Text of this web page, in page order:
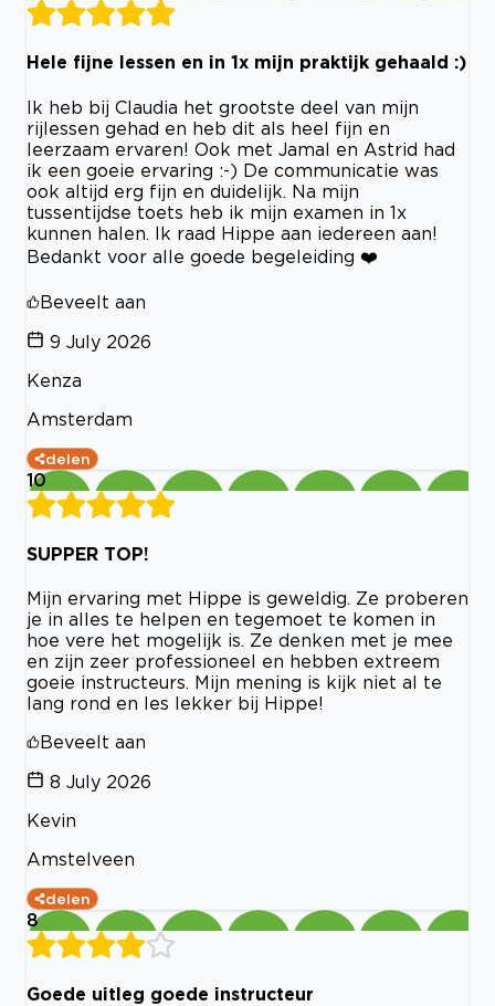
Hele fijne lessen en in 1x mijn praktijk gehaald :)
Ik heb bij Claudia het grootste deel van mijn
rijlessen gehad en heb dit als heel fijn en
leerzaam ervaren! Ook met Jamal en Astrid had
ik een goeie ervaring :-) De communicatie was
ook altijd erg fijn en duidelijk. Na mijn
tussentijdse toets heb ik mijn examen in 1x
kunnen halen. Ik raad Hippe aan iedereen aan!
Bedankt voor alle goede begeleiding ❤️
Beveelt aan
9 July 2026
Kenza
Amsterdam
delen
10
SUPPER TOP!
Mijn ervaring met Hippe is geweldig. Ze proberen
je in alles te helpen en tegemoet te komen in
hoe vere het mogelijk is. Ze denken met je mee
en zijn zeer professioneel en hebben extreem
goeie instructeurs. Mijn mening is kijk niet al te
lang rond en les lekker bij Hippe!
Beveelt aan
8 July 2026
Kevin
Amstelveen
delen
8
Goede uitleg goede instructeur